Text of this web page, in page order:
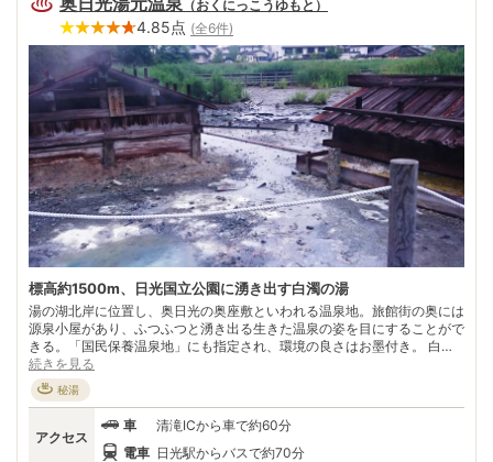
（おくにっこうゆもと ）
4.85点 (全6件)
標高約1500m、日光国立公園に湧き出す白濁の湯
湯の湖北岸に位置し、奥日光の奥座敷といわれる温泉地。旅館街の奥には
源泉小屋があり、ふつふつと湧き出る生きた温泉の姿を目にすることがで
きる。「国民保養温泉地」にも指定され、環境の良さはお墨付き。 白根
山、三岳など三方を山々に囲まれた静かな日光国立公園の中にあり、原生
林が残る高原の自然を満喫できる。標高約1500mの高地は避暑にも最適
で、大湿原「戦場ヶ原」をはじめ自然の魅力が満載。 ヒメマスやイワナ
が泳ぐ湯の湖は釣り場として人気が高く、スキー場やハイキングコース、
アウトドアの施設も備わっている。大自然の中で心地良い汗を流した後
は、乳白色の効能豊かな湯に浸かってさっぱりとリフレッシュしたい。
続きを見る
秘湯
アクセス
車
清滝ICから車で約60分
電車 日光駅からバスで約70分